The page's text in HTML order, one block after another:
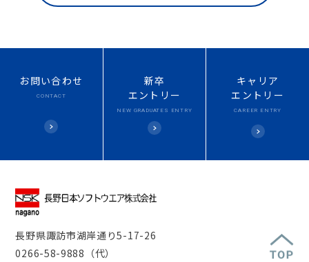
お問い合わせ
CONTACT
新卒
エントリー
NEW GRADUATES ENTRY
キャリア
エントリー
CAREER ENTRY
長野県諏訪市湖岸通り5-17-26
0266-58-9888（代）